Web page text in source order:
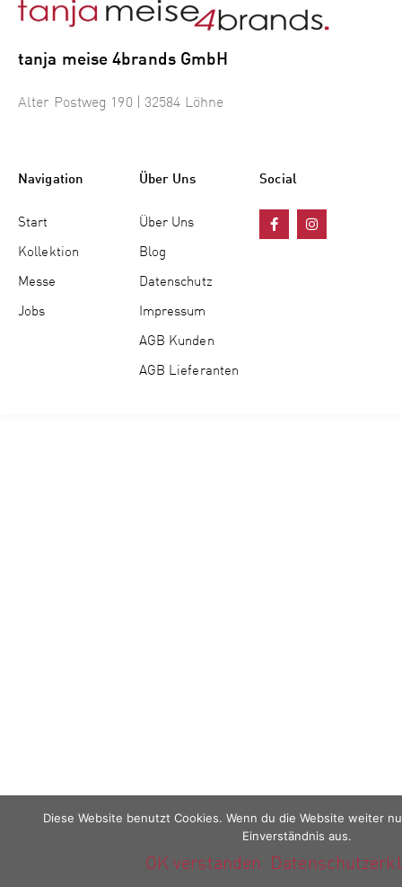
tanja meise 4brands GmbH
Alter Postweg 190 | 32584 Löhne
Navigation
Start
Kollektion
Messe
Jobs
Über Uns
Über Uns
Blog
Datenschutz
Impressum
AGB Kunden
AGB Lieferanten
Social
Diese Website benutzt Cookies. Wenn du die Website weiter
Einverständnis aus.
OK verstanden